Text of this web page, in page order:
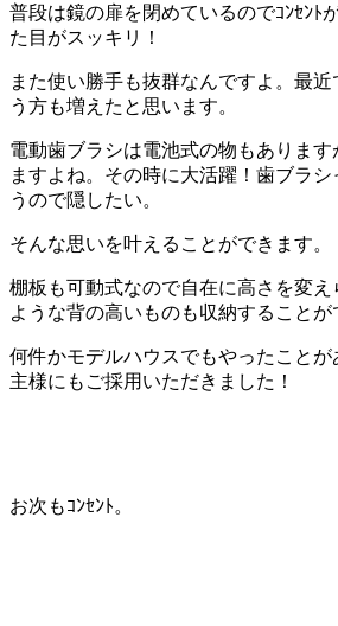
普段は鏡の扉を閉めているのでｺﾝｾﾝﾄ
た目がスッキリ！
また使い勝手も抜群なんですよ。最
う方も増えたと思います。
電動歯ブラシは電池式の物もあります
ますよね。その時に大活躍！歯ブラシ
うので隠したい。
そんな思いを叶えることができます。
棚板も可動式なので自在に高さを変
ような背の高いものも収納することが
何件かモデルハウスでもやったこと
主様にもご採用いただきました！
お次もｺﾝｾﾝﾄ。